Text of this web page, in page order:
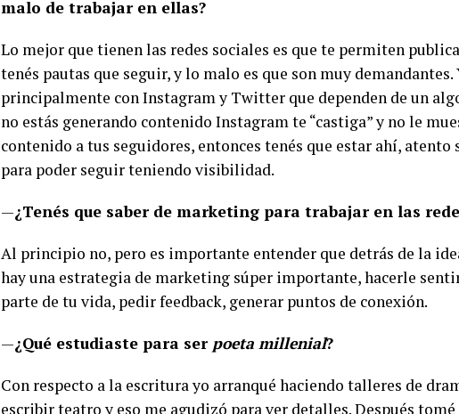
malo de trabajar en ellas?
Lo mejor que tienen las redes sociales es que te permiten
tenés pautas que seguir, y lo malo es que son muy demandantes.
principalmente con Instagram y Twitter que dependen de un
no estás generando contenido Instagram te “castiga” y no le
contenido a tus seguidores, entonces tenés que estar ahí, atento
para poder seguir teniendo visibilidad.
—¿Tenés que saber de marketing para trabajar en las
Al principio no, pero es importante entender que detrás de la
hay una estrategia de marketing súper importante, hacerle
parte de tu vida, pedir feedback, generar puntos de conexión.
—¿Qué estudiaste para ser poeta millenial?
Con respecto a la escritura yo arranqué haciendo talleres de
escribir teatro y eso me agudizó para ver detalles. Después